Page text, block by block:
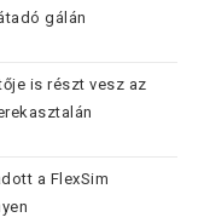
gálán
is részt vesz az
a FlexSim